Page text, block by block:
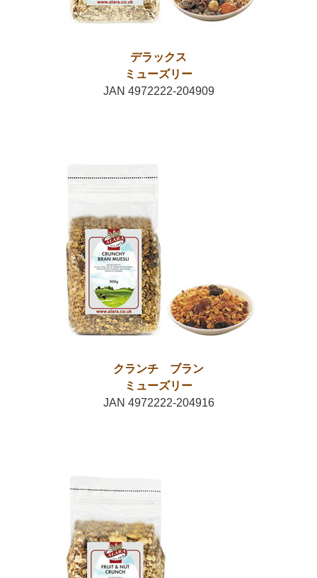
デラックス
ミューズリー
JAN 4972222-204909
クランチ ブラン
ミューズリー
JAN 4972222-204916